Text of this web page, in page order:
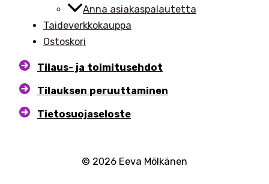
Anna asiakaspalautetta
Taideverkkokauppa
Ostoskori
Tilaus- ja toimitusehdot
Tilauksen peruuttaminen
Tietosuojaseloste
© 2026 Eeva Mölkänen